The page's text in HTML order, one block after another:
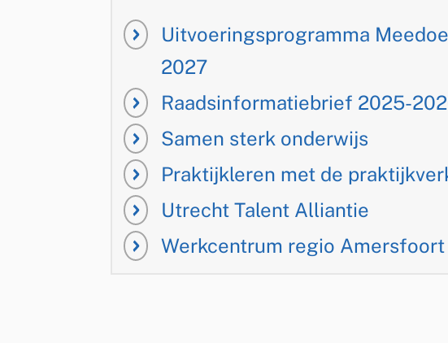
Uitvoeringsprogramma
2027
Raadsinformatiebrief 2025-
Samen sterk onderwijs
Praktijkleren met de
Utrecht Talent Alliantie
Werkcentrum regio Amersfoort